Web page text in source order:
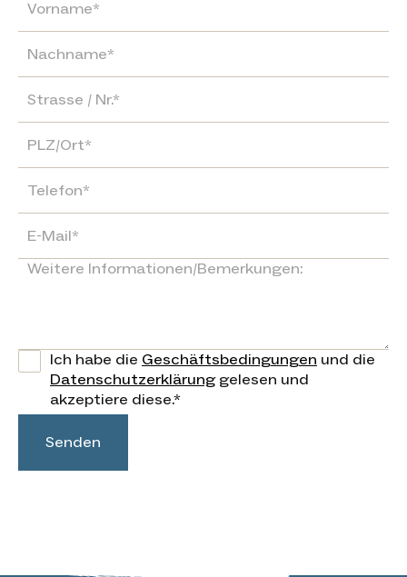
Ich habe die Geschäftsbedingungen und die
Datenschutzerklärunggelesen und
akzeptiere diese.*